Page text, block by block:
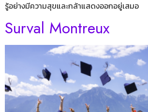
รู้อย่างมีความสุขและกล้าแสดงออกอยู่เสมอ
Surval Montreux